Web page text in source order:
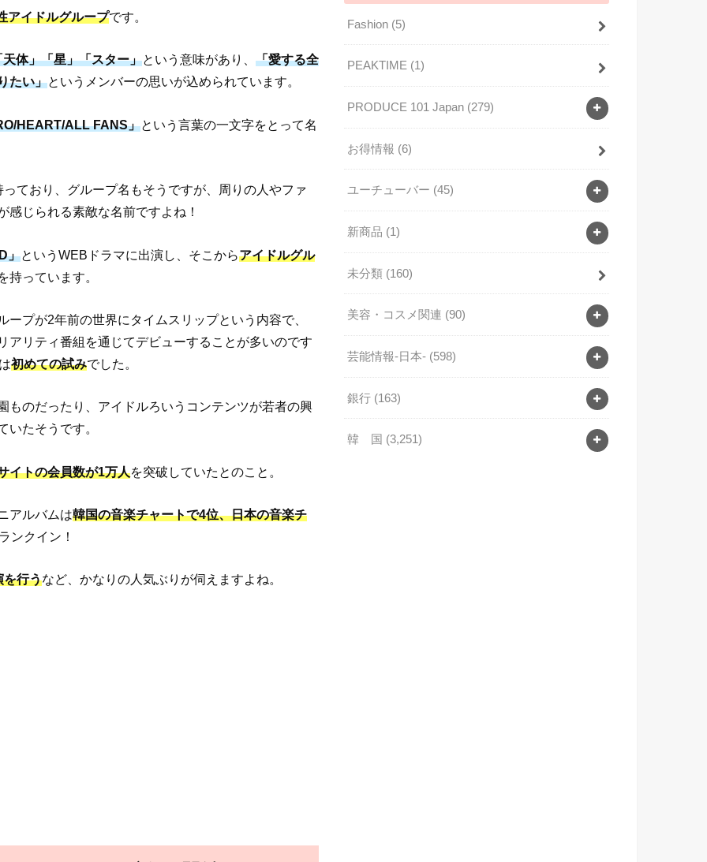
アイドルグループです。
天体」「星」「スター」という意味があり、 「愛する全
たい」というメンバーの思いが込められています。
/HEART/ALL FANS」という言葉の一文字をとって名
ており、グループ名もそうですが、周りの人やファ
じられる素敵な名前ですよね！
」というWEBドラマに出演し、そこからアイドルグル
持っています。
プが2年前の世界にタイムスリップという内容で、
アリティ番組を通じてデビューすることが多いのです
初めての試みでした。
ものだったり、アイドルろいうコンテンツが若者の興
たそうです。
イトの会員数が1万人を突破していたとのこと。
アルバムは韓国の音楽チャートで4位、日本の音楽チ
ンクイン！
を行うなど、かなりの人気ぶりが伺えますよね。
Fashion (5)
PEAKTIME (1)
PRODUCE 101 Japan (279)
お得情報 (6)
ユーチューバー (45)
新商品 (1)
未分類 (160)
美容・コスメ関連 (90)
芸能情報-日本- (598)
銀行 (163)
韓 国 (3,251)